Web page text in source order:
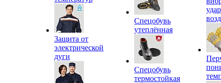
Защита от
электрической
дуги
Спецобувь
утеплённая
Спецобувь
термостойкая